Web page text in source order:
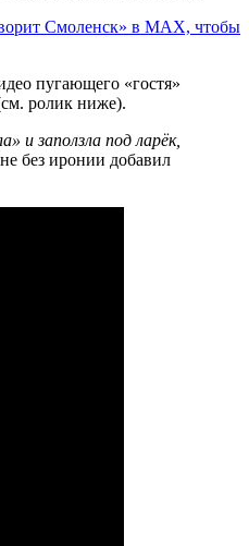
Смоленск» в MAX, чтобы
пугающего «гостя»
ролик ниже).
и заползла под ларёк,
без иронии добавил